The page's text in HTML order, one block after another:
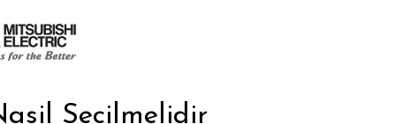
Secilmelidir